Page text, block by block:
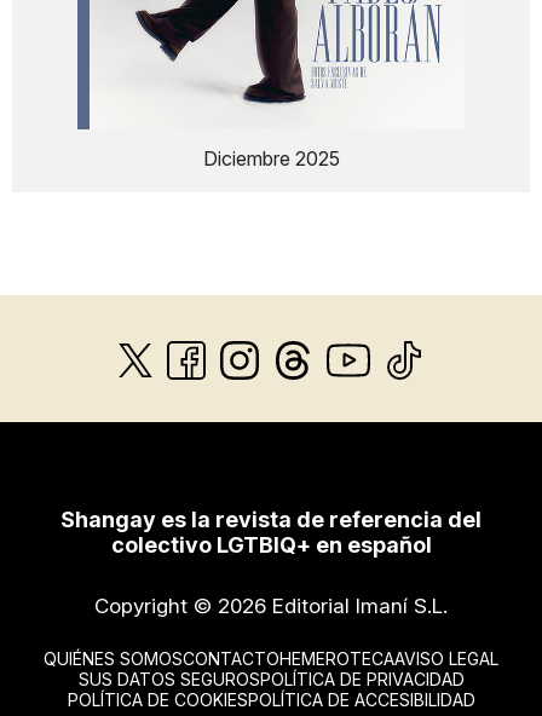
Diciembre 2025
Shangay es la revista de referencia del
colectivo LGTBIQ+ en español
Copyright © 2026 Editorial Imaní S.L.
QUIÉNES SOMOSCONTACTOHEMEROTECAAVISO LEGAL
SUS DATOS SEGUROSPOLÍTICA DE PRIVACIDAD
POLÍTICA DE COOKIESPOLÍTICA DE ACCESIBILIDAD